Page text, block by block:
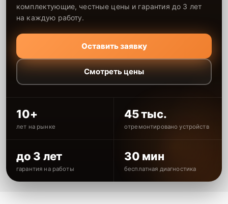
комплектующие, честные цены и гарантия до 3 лет
на каждую работу.
Оставить заявку
Смотреть цены
10+
лет на рынке
45 тыс.
отремонтировано устройств
до 3 лет
гарантия на работы
30 мин
бесплатная диагностика